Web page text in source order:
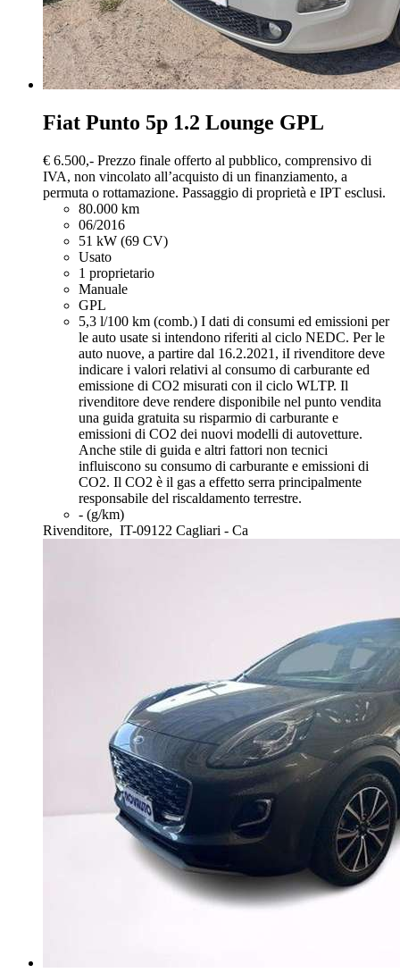
Fiat Punto 5p 1.2 Lounge GPL
€ 6.500,- Prezzo finale offerto al pubblico, comprensivo di
IVA, non vincolato all’acquisto di un finanziamento, a
permuta o rottamazione. Passaggio di proprietà e IPT esclusi.
80.000 km
06/2016
51 kW (69 CV)
Usato
1 proprietario
Manuale
GPL
5,3 l/100 km (comb.) I dati di consumi ed emissioni per
le auto usate si intendono riferiti al ciclo NEDC. Per le
auto nuove, a partire dal 16.2.2021, iI rivenditore deve
indicare i valori relativi al consumo di carburante ed
emissione di CO2 misurati con il ciclo WLTP. Il
rivenditore deve rendere disponibile nel punto vendita
una guida gratuita su risparmio di carburante e
emissioni di CO2 dei nuovi modelli di autovetture.
Anche stile di guida e altri fattori non tecnici
influiscono su consumo di carburante e emissioni di
CO2. Il CO2 è il gas a effetto serra principalmente
responsabile del riscaldamento terrestre.
- (g/km)
Rivenditore, IT-09122 Cagliari - Ca